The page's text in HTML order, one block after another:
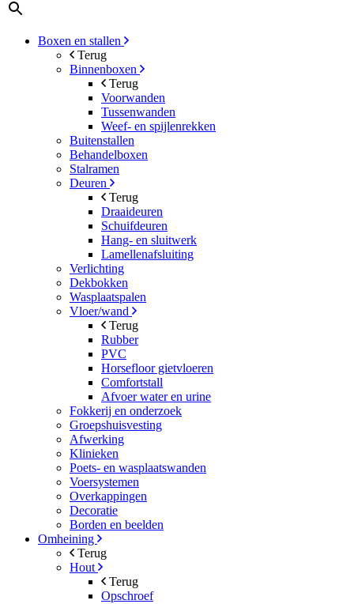
Boxen en stallen
Terug
Binnenboxen
Terug
Voorwanden
Tussenwanden
Weef- en spijlenrekken
Buitenstallen
Behandelboxen
Stalramen
Deuren
Terug
Draaideuren
Schuifdeuren
Hang- en sluitwerk
Lamellenafsluiting
Verlichting
Dekbokken
Wasplaatspalen
Vloer/wand
Terug
Rubber
PVC
Horsefloor gietvloeren
Comfortstall
Afvoer water en urine
Fokkerij en onderzoek
Groepshuisvesting
Afwerking
Klinieken
Poets- en wasplaatswanden
Voersystemen
Overkappingen
Decoratie
Borden en beelden
Omheining
Terug
Hout
Terug
Opschroef